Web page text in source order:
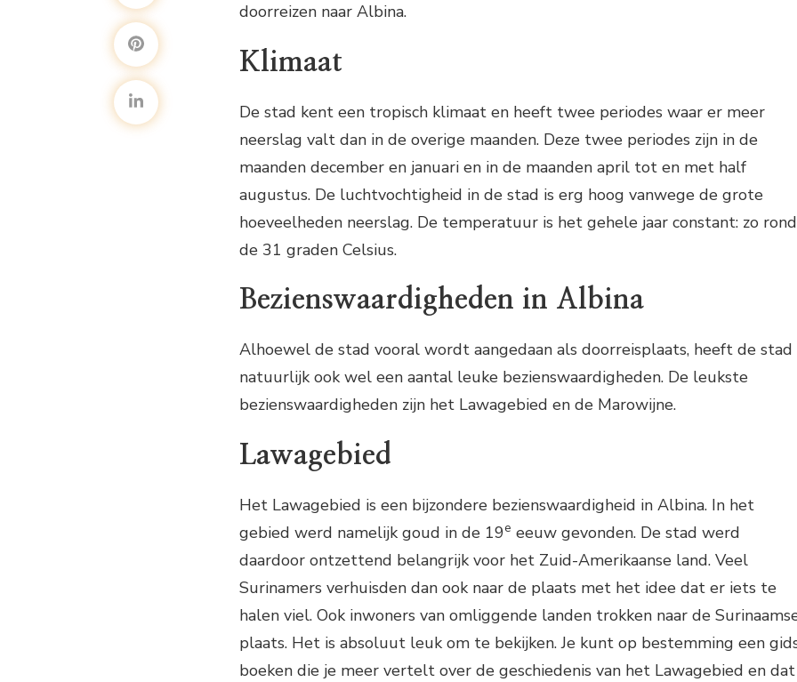
doorreizen naar Albina.
Klimaat
De stad kent een tropisch klimaat en heeft twee periodes waar er meer
neerslag valt dan in de overige maanden. Deze twee periodes zijn in de
maanden december en januari en in de maanden april tot en met half
augustus. De luchtvochtigheid in de stad is erg hoog vanwege de grote
hoeveelheden neerslag. De temperatuur is het gehele jaar constant: zo rond
de 31 graden Celsius.
Bezienswaardigheden in Albina
Alhoewel de stad vooral wordt aangedaan als doorreisplaats, heeft de stad
natuurlijk ook wel een aantal leuke bezienswaardigheden. De leukste
bezienswaardigheden zijn het Lawagebied en de Marowijne.
Lawagebied
Het Lawagebied is een bijzondere bezienswaardigheid in Albina. In het
gebied werd namelijk goud in de 19e eeuw gevonden. De stad werd
daardoor ontzettend belangrijk voor het Zuid-Amerikaanse land. Veel
Surinamers verhuisden dan ook naar de plaats met het idee dat er iets te
halen viel. Ook inwoners van omliggende landen trokken naar de
plaats. Het is absoluut leuk om te bekijken. Je kunt op bestemming een
boeken die je meer vertelt over de geschiedenis van het Lawagebied en dat